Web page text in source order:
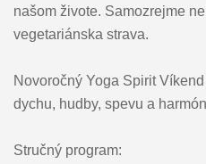
našom živote. Samozrejme
vegetariánska strava.
Novoročný Yoga Spirit
dychu, hudby, spevu a
Stručný program: